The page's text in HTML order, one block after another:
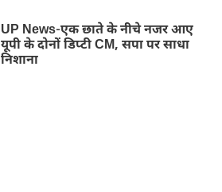
UP News-एक छाते के नीचे नजर आए
यूपी के दोनों डिप्टी CM, सपा पर साधा
निशाना